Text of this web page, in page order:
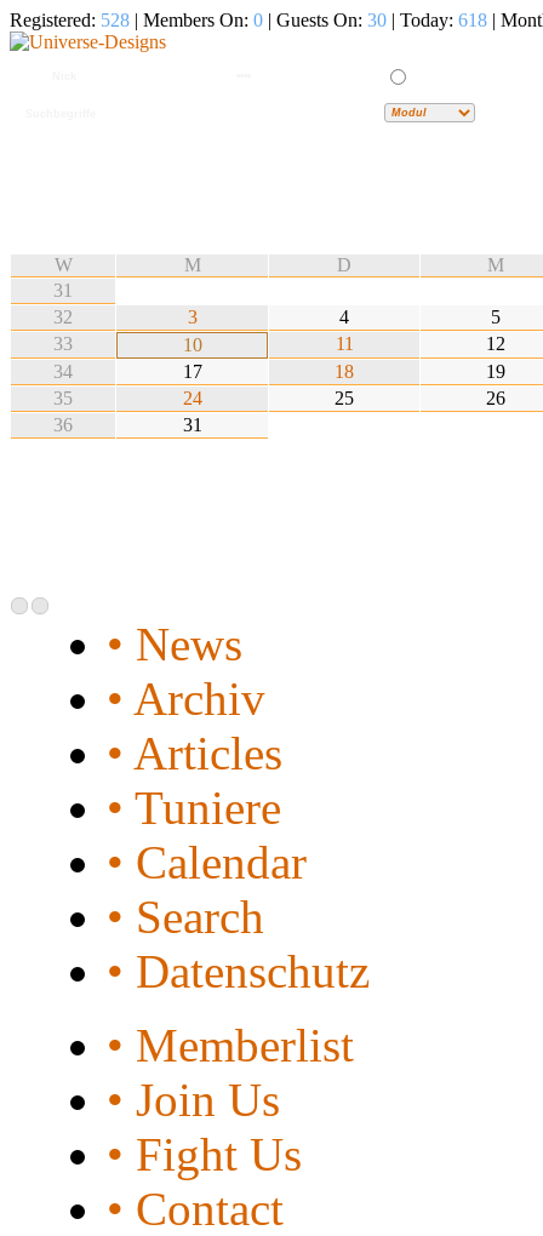
Registered: 528 | Members On: 0 | Guests On: 30 | Today: 618 |
W M D
M
31
32
3 4
5
33
10 11
12
34
17 18
19
35
24 25
26
36
31
• News
• Archiv
• Articles
• Tuniere
• Calendar
• Search
• Datenschutz
• Memberlist
• Join Us
• Fight Us
• Contact